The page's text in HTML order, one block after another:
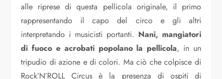
alle riprese di questa pellicola originale, il primo
rappresentando il capo del circo e gli altri
interpretando i musicisti portanti. Nani, mangiatori
di fuoco e acrobati popolano la pellicola, in un
tripudio di azione e di colori. Ma ciò che colpisce di
Rock’N’ROLL Circus è la presenza di ospiti di